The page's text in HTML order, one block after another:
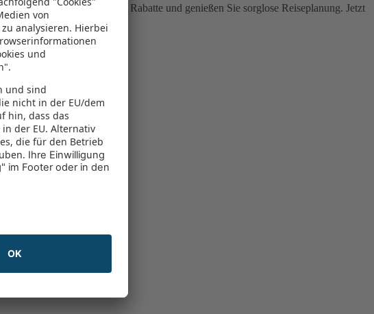
Nutzen Sie attraktive Rabatte und genießen Sie sorglose Reiseplanung. Jetzt